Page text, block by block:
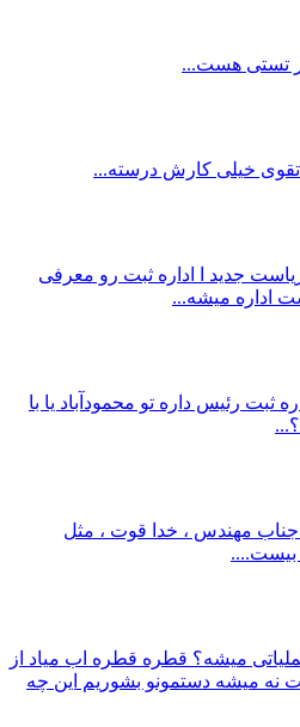
تستی هست...
تقوی خیلی کارش درسته...
جدید ا اداره ثبت‌ رو معرفی
اداره‌ میشه...
ثبت رئیس داره تو محمودآباد یا با
جناب مهندس ، خدا قوت ، مثل
بیست....
میشه؟ قطره قطره اب میاد از
نه میشه دستمونو بشوریم این چه